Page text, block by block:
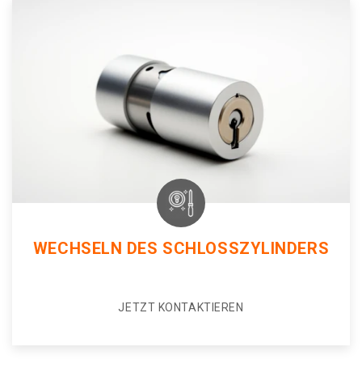
WECHSELN DES SCHLOSSZYLINDERS
JETZT KONTAKTIEREN